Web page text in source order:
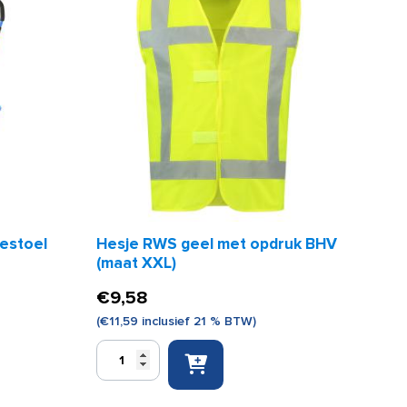
Hesje RWS geel met opdruk BHV
(maat XXL)
€9,58
(€11,59 inclusief 21 % BTW)
Hesje
RWS